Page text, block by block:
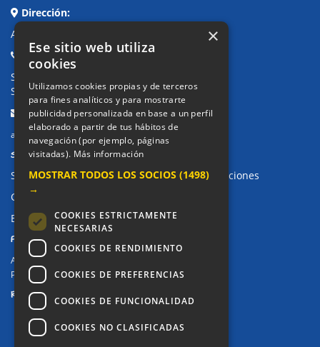
Dirección:
Avda. de Pablo Iglesias, 4. Alcorcón
Teléfonos:
Secretaría Ppal:
Secretaría Infantil:91 643 61 33
Email:
alkor@colegioalkor.com
SUGERENCIAS Y CANAL DE DENUNCIAS
Sugerencias, Quejas, Reclamaciones y Felicitaciones
Canal de denuncias
Buzón denuncia drogas CM
PRIVACIDAD
Aviso legal / Política de privacidad
Política de Cookies
REDES SOCIALES
×
Ese sitio web utiliza
cookies
Utilizamos cookies propias y de terceros
para fines analíticos y para mostrarte
publicidad personalizada en base a un perfil
elaborado a partir de tus hábitos de
navegación (por ejemplo, páginas
visitadas). Más información
MOSTRAR TODOS LOS SOCIOS (1498)
→
COOKIES ESTRICTAMENTE
NECESARIAS
COOKIES DE RENDIMIENTO
COOKIES DE PREFERENCIAS
COOKIES DE FUNCIONALIDAD
COOKIES NO CLASIFICADAS